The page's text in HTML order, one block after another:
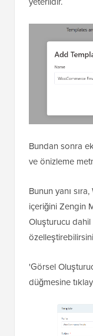
Bundan sonra
ve önizleme
Bunun yanı
içeriğini Zengin
Oluşturucu
'Görsel
düğmesine